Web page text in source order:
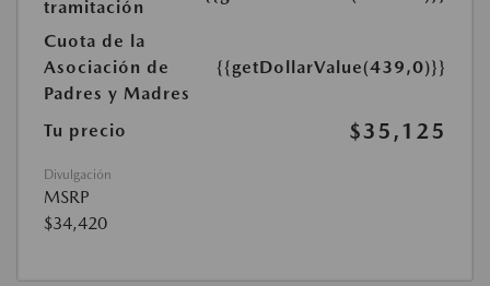
tramitación
Cuota de la
Asociación de
Padres y Madres
{{getDollarValue(439,0)}}
Tu precio $35,125
Divulgación
MSRP
$34,420